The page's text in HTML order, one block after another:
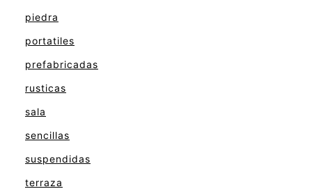
piedra
portatiles
prefabricadas
rusticas
sala
sencillas
suspendidas
terraza